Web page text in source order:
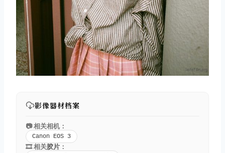
影像器材档案
📷 相关相机：
Canon EOS 3
🎞️ 相关胶片 ：